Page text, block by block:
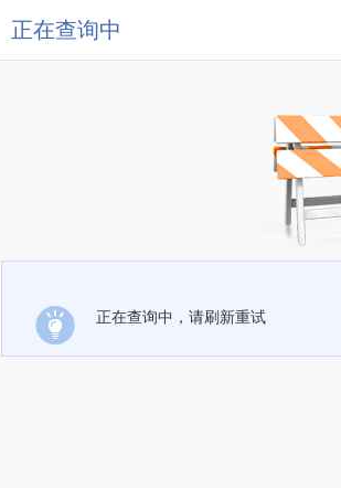
正在查询中
正在查询中，请刷新重试